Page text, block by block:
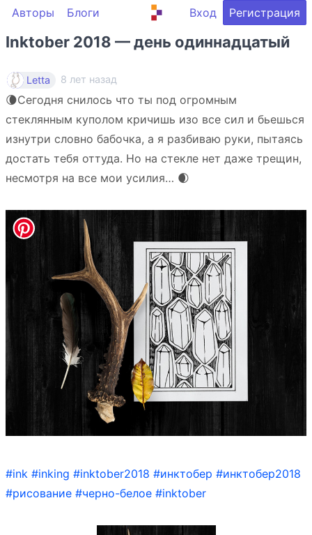
Авторы Блоги Вход Регистрация
Inktober 2018 — день одиннадцатый
Letta 8 лет назад
🌘Сегодня снилось что ты под огромным
стеклянным куполом кричишь изо все сил и бьешься
изнутри словно бабочка, а я разбиваю руки, пытаясь
достать тебя оттуда. Но на стекле нет даже трещин,
несмотря на все мои усилия… 🌒
#ink #inking #inktober2018 #инктобер #инктобер2018
#рисование #черно-белое #inktober